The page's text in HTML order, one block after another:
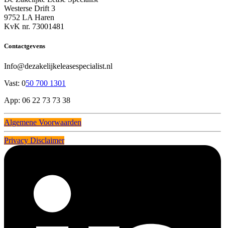
Westerse Drift 3
9752 LA Haren
KvK nr. 73001481
Contactgevens
Info@dezakelijkeleasespecialist.nl
Vast: 050 700 1301
App: 06 22 73 73 38
Algemene Voorwaarden
Privacy Disclaimer